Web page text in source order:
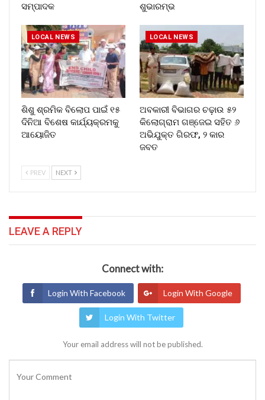
ସମ୍ପାଦକ
ଶୁଭାରମ୍ଭ
LOCAL NEWS
ଶିଶୁ ଶ୍ରମିକ ବିଲୋପ ପାଇଁ ୧୫
ଦିନିଆ ବିଶେଷ କାର୍ଯ୍ୟକ୍ରମକୁ
ଆୟୋଜିତ
LOCAL NEWS
ଅବକାରୀ ବିଭାଗର ଚଢ଼ାଉ ୫୨
କିଲୋଗ୍ରାମ ଗଞ୍ଜେଇ ସହିତ ୬
ଅଭିଯୁକ୍ତ ଗିରଫ, ୨ କାର
ଜବତ
PREV NEXT
LEAVE A REPLY
Connect with:
Login With Facebook Login With Google
Login With Twitter
Your email address will not be published.